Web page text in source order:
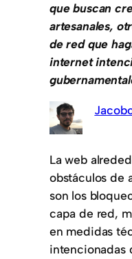
que buscan
artesanales,
de red que
internet
La web
obstáculos de
son los
capa de red,
en medidas
intencionadas